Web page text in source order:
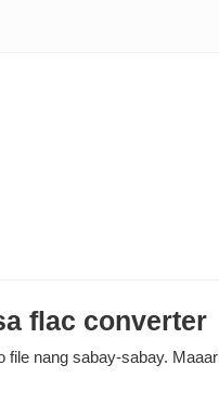
flac converter
nang sabay-sabay.